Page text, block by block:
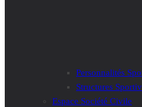
Personnalités
Structures
Espace Société Civile